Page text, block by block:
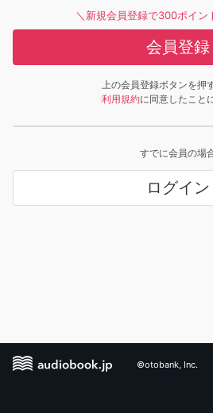
＼新規会員登録で300ポイン
会員登録
上の会員登録ボタンを押
利用規約に同意したこと
すでに会員の場
ログイン
©otobank, Inc.